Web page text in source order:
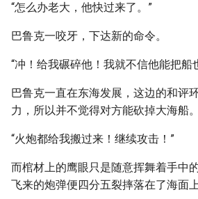
“怎么办老大，他快过来了。”
巴鲁克一咬牙，下达新的命令。
“冲！给我碾碎他！我就不信他能把船
巴鲁克一直在东海发展，这边的和评
力，所以并不觉得对方能砍掉大海船。
“火炮都给我搬过来！继续攻击！”
而棺材上的鹰眼只是随意挥舞着手中
飞来的炮弹便四分五裂摔落在了海面上